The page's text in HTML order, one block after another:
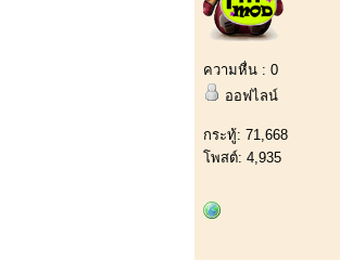
ความหื่น : 0
ออฟไลน์
กระทู้: 71,668
โพสต์: 4,935